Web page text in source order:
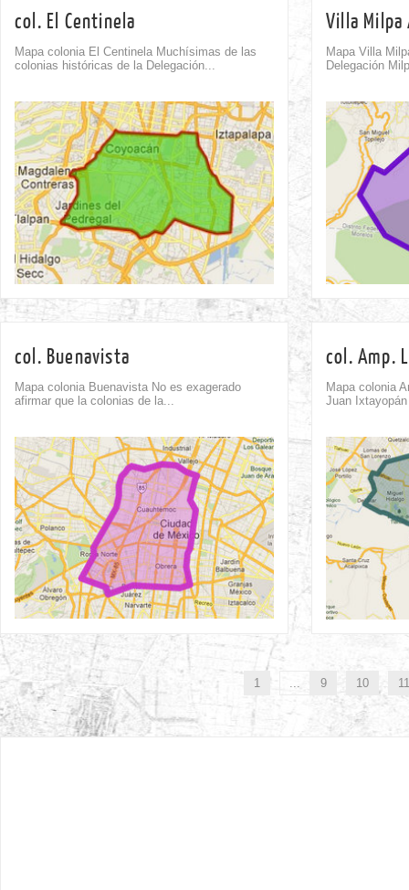
col. El Centinela
Mapa colonia El Centinela Muchísimas de las
colonias históricas de la Delegación...
Villa
Mapa Villa
Delegación
0
Comment
col. Buenavista
Mapa colonia Buenavista No es exagerado
afirmar que la colonias de la...
col. Amp.
Mapa colonia
Juan
0
Comment
1 9 10 11